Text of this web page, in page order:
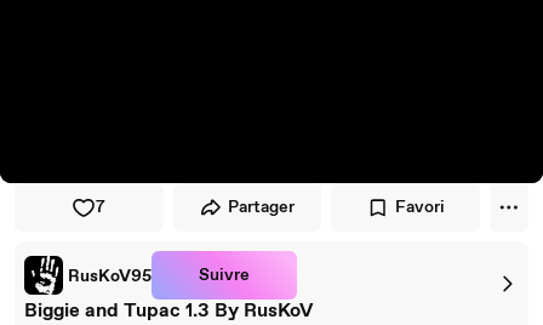
7 Partager Favori
RusKoV95 Suivre
Biggie and Tupac 1.3 By RusKoV